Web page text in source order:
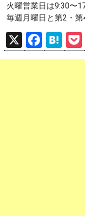
火曜営業日は9:30〜
毎週月曜日と第2・第
X
F
a
H
at